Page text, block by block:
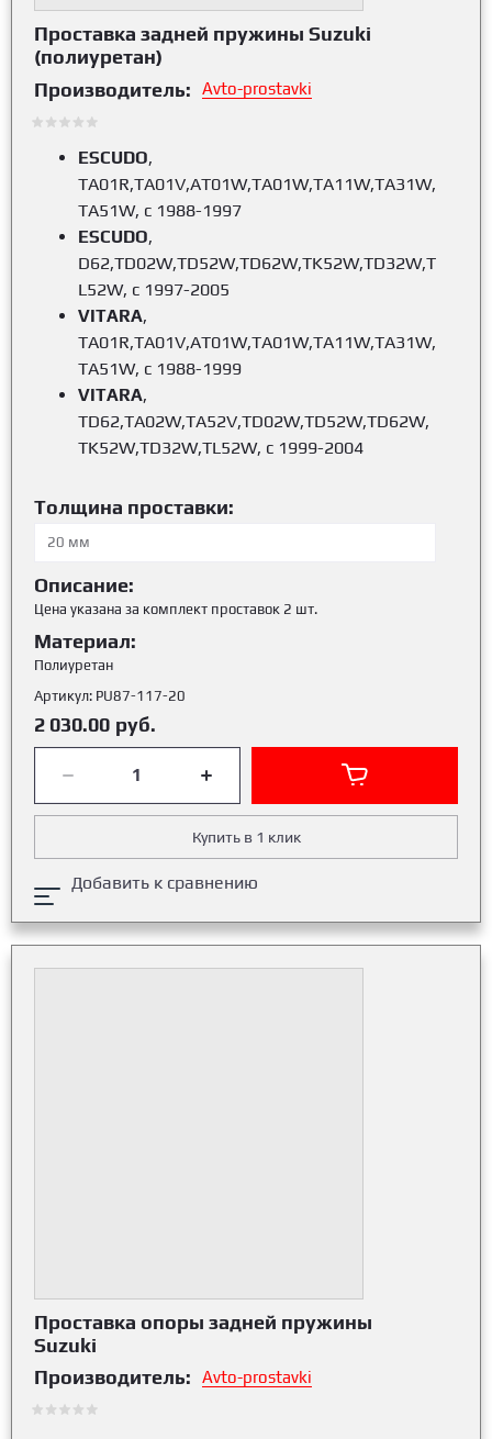
Проставка задней пружины Suzuki
(полиуретан)
Производитель:
Avto-prostavki
ESCUDO,
TA01R,TA01V,AT01W,TA01W,TA11W,TA31W,
TA51W, с 1988-1997
ESCUDO,
D62,TD02W,TD52W,TD62W,TK52W,TD32W,T
L52W, с 1997-2005
VITARA,
TA01R,TA01V,AT01W,TA01W,TA11W,TA31W,
TA51W, с 1988-1999
VITARA,
TD62,TA02W,TA52V,TD02W,TD52W,TD62W,
TK52W,TD32W,TL52W, с 1999-2004
Толщина проставки:
Описание:
Цена указана за комплект проставок 2 шт.
Материал:
Полиуретан
Артикул: PU87-117-20
2 030.00 руб.
Купить в 1 клик
Добавить к сравнению
Проставка опоры задней пружины
Suzuki
Производитель:
Avto-prostavki